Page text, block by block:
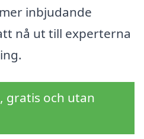
inbjudande
nå ut till experterna
gratis och utan